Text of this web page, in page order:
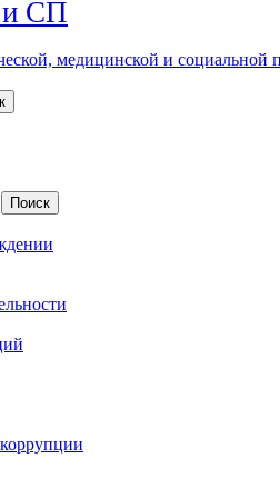
СП
медицинской и социальной